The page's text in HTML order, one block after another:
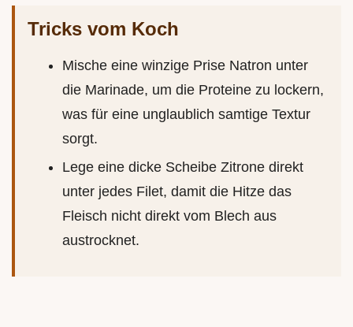
Tricks vom Koch
Mische eine winzige Prise Natron unter
die Marinade, um die Proteine zu lockern,
was für eine unglaublich samtige Textur
sorgt.
Lege eine dicke Scheibe Zitrone direkt
unter jedes Filet, damit die Hitze das
Fleisch nicht direkt vom Blech aus
austrocknet.